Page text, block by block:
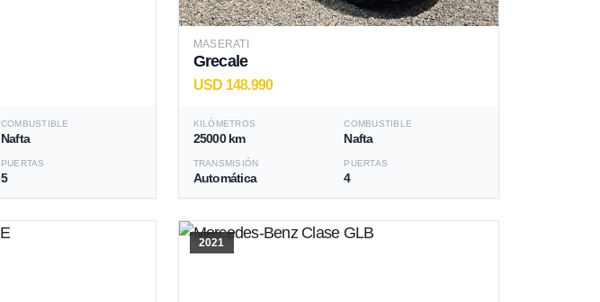
COMBUSTIBLE
Nafta
PUERTAS
5
MASERATI
Grecale
USD 148.990
KILÓMETROS
25000 km
COMBUSTIBLE
Nafta
TRANSMISIÓN
Automática
PUERTAS
4
2021